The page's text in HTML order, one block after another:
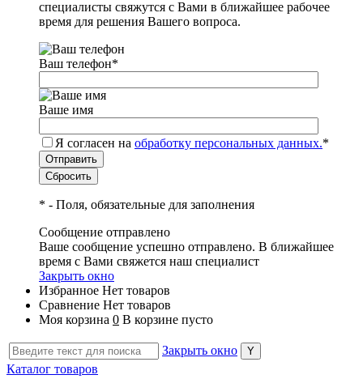
специалисты свяжутся с Вами в ближайшее рабочее
время для решения Вашего вопроса.
Ваш телефон*
Ваше имя
Я согласен на обработку персональных данных.*
* - Поля, обязательные для заполнения
Сообщение отправлено
Ваше сообщение успешно отправлено. В ближайшее
время с Вами свяжется наш специалист
Закрыть окно
Избранное Нет товаров
Сравнение Нет товаров
Моя корзина 0 В корзине пусто
Закрыть окно
Каталог товаров